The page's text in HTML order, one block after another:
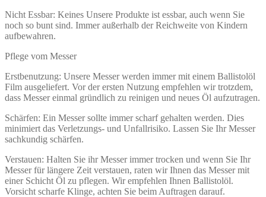
Nicht Essbar: Keines Unsere Produkte ist essbar, auch wenn Sie
noch so bunt sind. Immer außerhalb der Reichweite von Kindern
aufbewahren.
Pflege vom Messer
Erstbenutzung: Unsere Messer werden immer mit einem Ballistolöl
Film ausgeliefert. Vor der ersten Nutzung empfehlen wir trotzdem,
dass Messer einmal gründlich zu reinigen und neues Öl aufzutragen.
Schärfen: Ein Messer sollte immer scharf gehalten werden. Dies
minimiert das Verletzungs- und Unfallrisiko. Lassen Sie Ihr Messer
sachkundig schärfen.
Verstauen: Halten Sie ihr Messer immer trocken und wenn Sie Ihr
Messer für längere Zeit verstauen, raten wir Ihnen das Messer mit
einer Schicht Öl zu pflegen. Wir empfehlen Ihnen Ballistolöl.
Vorsicht scharfe Klinge, achten Sie beim Auftragen darauf.